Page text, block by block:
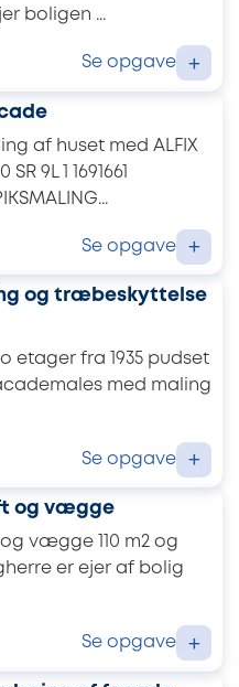
boligen ...
Se opgave +
af huset med ALFIX
9L 1 1691661
Se opgave +
og træbeskyttelse
etager fra 1935 pudset
med maling
Se opgave +
og vægge
vægge 110 m2 og
er ejer af bolig
Se opgave +